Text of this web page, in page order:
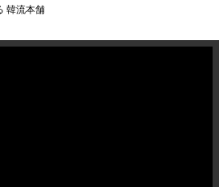
韓流本舗